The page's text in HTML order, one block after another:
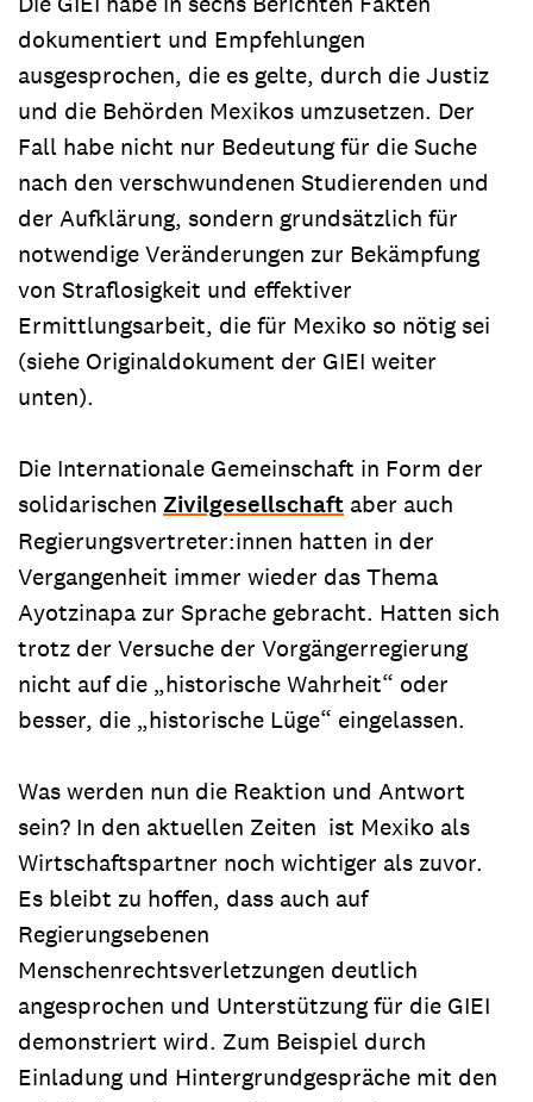
dokumentiert und Empfehlungen
ausgesprochen, die es gelte, durch die Justiz
und die Behörden Mexikos umzusetzen. Der
Fall habe nicht nur Bedeutung für die Suche
nach den verschwundenen Studierenden und
der Aufklärung, sondern grundsätzlich für
notwendige Veränderungen zur Bekämpfung
von Straflosigkeit und effektiver
Ermittlungsarbeit, die für Mexiko so nötig sei
(siehe Originaldokument der GIEI weiter
unten).
Die Internationale Gemeinschaft in Form der
solidarischen Zivilgesellschaft aber auch
Regierungsvertreter:innen hatten in der
Vergangenheit immer wieder das Thema
Ayotzinapa zur Sprache gebracht. Hatten sich
trotz der Versuche der Vorgängerregierung
nicht auf die „historische Wahrheit“ oder
besser, die „historische Lüge“ eingelassen.
Was werden nun die Reaktion und Antwort
sein? In den aktuellen Zeiten ist Mexiko als
Wirtschaftspartner noch wichtiger als zuvor.
Es bleibt zu hoffen, dass auch auf
Regierungsebenen
Menschenrechtsverletzungen deutlich
angesprochen und Unterstützung für die GIEI
demonstriert wird. Zum Beispiel durch
Einladung und Hintergrundgespräche mit den